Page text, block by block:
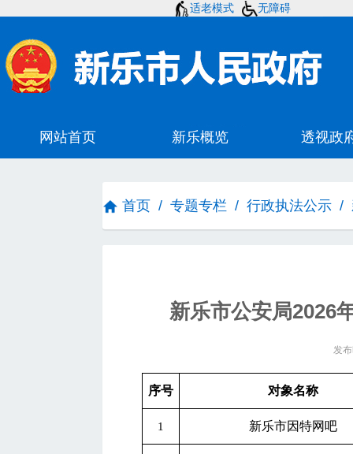
适老模式 无障碍
首页 / 专题专栏 / 行政执法公示 /
新乐市公安局2026
发
序号 对象名称
1 新乐市因特网吧